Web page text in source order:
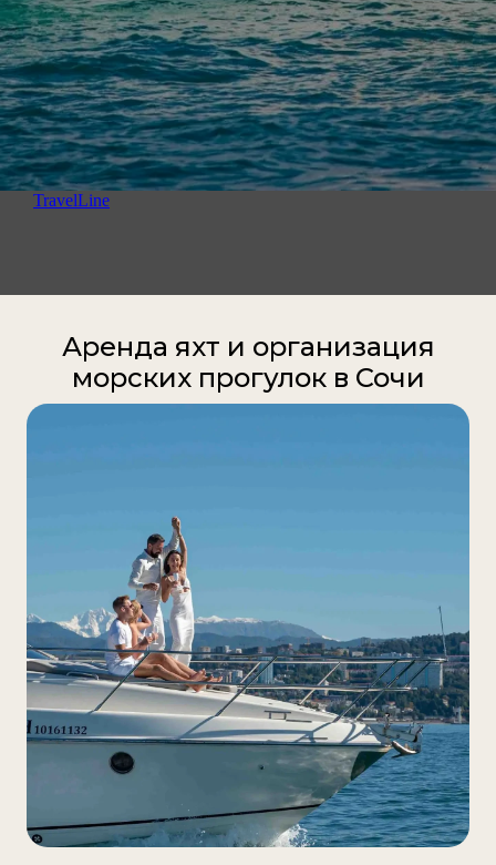
TravelLine
Аренда яхт и организация
морских прогулок в Сочи